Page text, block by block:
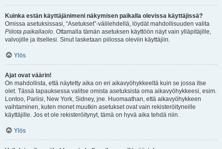
Kuinka estän käyttäjänimeni näkymisen paikalla olevissa käyttäjissä?
Omissa asetuksissasi, “Asetukset”-välilehdellä, löydät mahdollisuuden valita
Piilota paikallaolo. Ottamalla tämän asetuksen käyttöön näyt vain ylläpitäjille,
valvojille ja itsellesi. Sinut lasketaan piilossa oleviin käyttäjiin.
Ylös
Ajat ovat väärin!
On mahdollista, että näytetty aika on eri aikavyöhykkeeltä kuin se jossa itse
olet. Tässä tapauksessa valitse omista asetuksista oma aikavyöhykkeesi, esim.
Lontoo, Pariisi, New York, Sidney, jne. Huomaathan, että aikavyöhykkeen
vaihtaminen, kuten monet muutkin asetukset ovat vain rekisteröityneille
käyttäjille. Jos et ole rekisteröitynyt, tämä on hyvä aika tehdä niin.
Ylös